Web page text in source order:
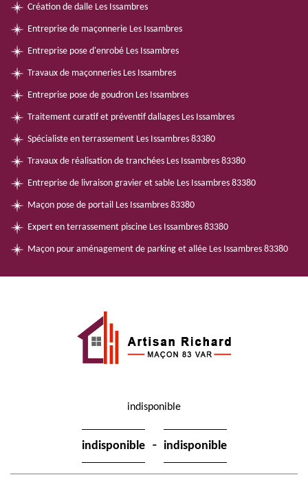
Création de dalle Les Issambres
Entreprise de maçonnerie Les Issambres
Entreprise pose d'enrobé Les Issambres
Travaux de maçonneries Les Issambres
Entreprise pose de goudron Les Issambres
Traitement curatif et préventif dallages Les Issambres
Spécialiste en terrassement Les Issambres 83380
Travaux de réalisation de tranchées Les Issambres 83380
Entreprise de livraison gravier et sable Les Issambres 83380
Maçon pose de portail Les Issambres 83380
Expert en terrassement piscine Les Issambres 83380
Maçon pour aménagement de parking et allée Les Issambres 83380
indisponible
indisponible - indisponible